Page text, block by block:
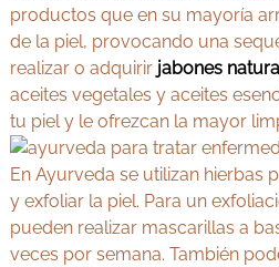
productos que en su mayoría
de la piel, provocando una
realizar o adquirir jabones
aceites vegetales y aceites
tu piel y le ofrezcan la mayor
En Ayurveda se utilizan hierbas
y exfoliar la piel. Para un
pueden realizar mascarillas a
veces por semana. También